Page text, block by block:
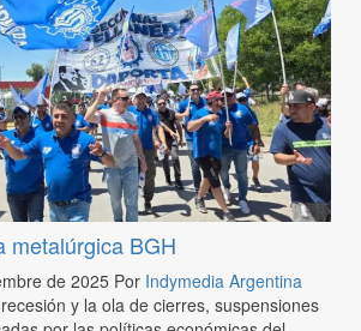
metalúrgica BGH
de 2025 Por Indymedia Argentina
y la ola de cierres, suspensiones